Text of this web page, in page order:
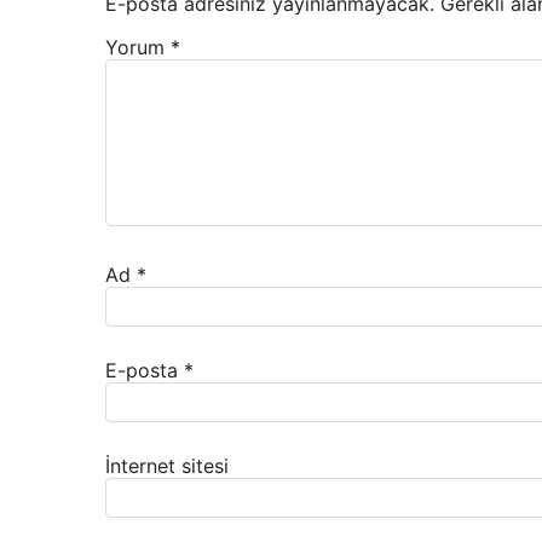
Yorum *
Ad *
E-posta *
İnternet sitesi